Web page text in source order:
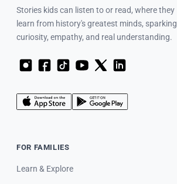
Stories kids can listen to or read, where they
learn from history's greatest minds, sparking
curiosity, empathy, and real understanding.
FOR FAMILIES
Learn & Explore